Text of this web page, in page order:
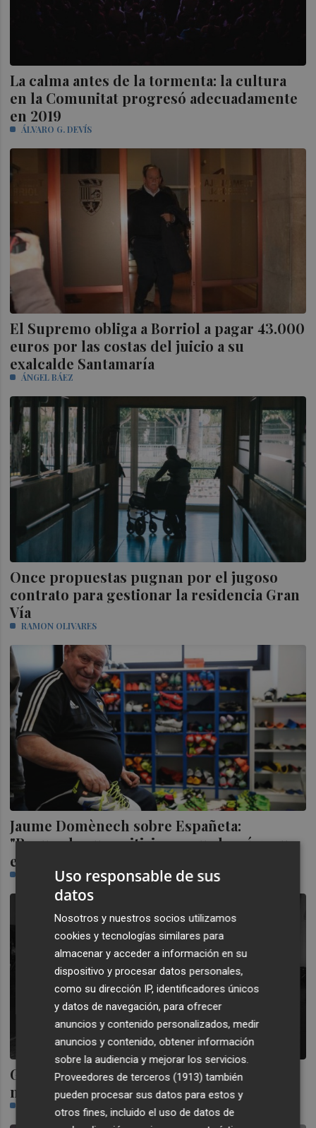
La calma antes de la tormenta: la cultura
en la Comunitat progresó adecuadamente
en 2019
ÁLVARO G. DEVÍS
El Supremo obliga a Borriol a pagar 43.000
euros por las costas del juicio a su
exalcalde Santamaría
ÁNGEL BÁEZ
Once propuestas pugnan por el jugoso
contrato para gestionar la residencia Gran
Vía
RAMON OLIVARES
Jaume Domènech sobre Españeta:
"Recuerdo su positivismo, su alegría y su
energía
CASTELLÓN PLAZA
Gustavo Ramírez: "Más que ayuda,
necesitamos trabajar mucho
Uso responsable de sus
datos
Nosotros y nuestros socios utilizamos
cookies y tecnologías similares para
almacenar y acceder a información en su
dispositivo y procesar datos personales,
como su dirección IP, identificadores únicos
y datos de navegación, para ofrecer
anuncios y contenido personalizados, medir
anuncios y contenido, obtener información
sobre la audiencia y mejorar los servicios.
Proveedores de terceros (1913) también
pueden procesar sus datos para estos y
otros fines, incluido el uso de datos de